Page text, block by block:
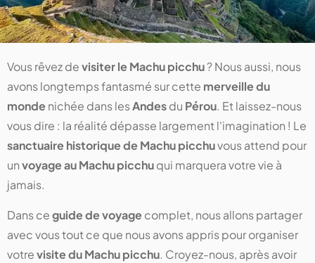
Vous rêvez devisiter le Machu picchu? Nous aussi, nous
avons longtemps fantasmé sur cette merveille du
mondenichée dans lesAndesdu Pérou. Et laissez-nous
vous dire : la réalité dépasse largement l'imagination ! Le
sanctuaire historique de Machu picchuvous attend pour
unvoyage au Machu picchuqui marquera votre vie à
jamais.
Dans ceguide de voyagecomplet, nous allons partager
avec vous tout ce que nous avons appris pour organiser
votrevisite du Machu picchu. Croyez-nous, après avoir